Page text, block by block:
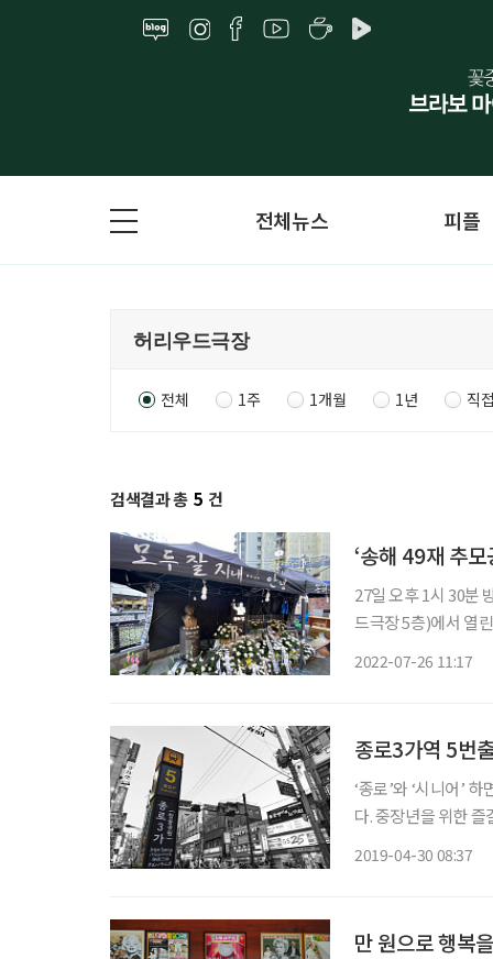
전체뉴스 피플
전체 1주 1개월 1년 직
검색결과 총 5 건
‘송해 49재 추
27일 오후 1시 30분
드극장 5층)에서 열
2022-07-26 11:17
종로3가역 5번
‘종로’와 ‘시니어’ 하면 여전히
다. 중장년을 위한
2019-04-30 08:37
만 원으로 행복